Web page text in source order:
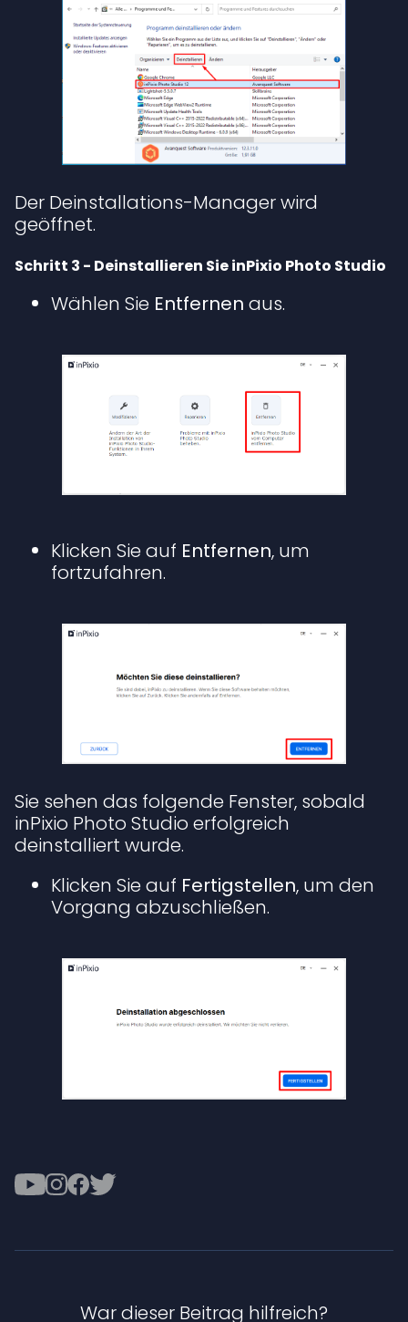
Der Deinstallations-Manager wird
geöffnet.
Schritt 3 - Deinstallieren Sie inPixio Photo Studio
Wählen Sie Entfernen aus.
Klicken Sie auf Entfernen, um
fortzufahren.
Sie sehen das folgende Fenster, sobald
inPixio Photo Studio erfolgreich
deinstalliert wurde.
Klicken Sie auf Fertigstellen, um den
Vorgang abzuschließen.
War dieser Beitrag hilfreich?